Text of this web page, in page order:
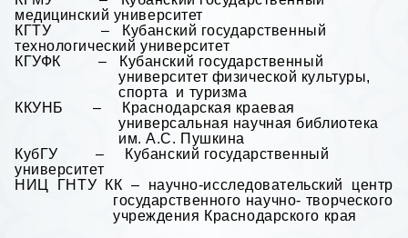
медицинский университет
КГТУ – Кубанский государственный
технологический университет
КГУФК – Кубанский государственный
университет физической культуры,
спорта и туризма
ККУНБ – Краснодарская краевая
универсальная научная библиотека
им. А.С. Пушкина
КубГУ – Кубанский государственный
университет
НИЦ ГНТУ КК – научно-исследовательский центр
государственного научно- творческого
учреждения Краснодарского края